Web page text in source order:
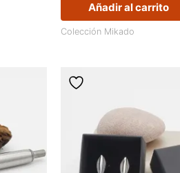
Añadir al carrito
Colección Mikado